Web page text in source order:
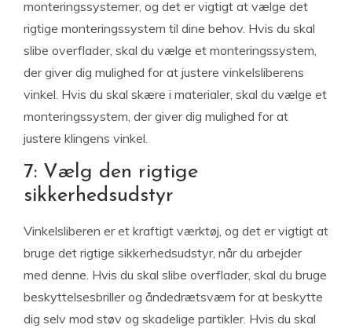
monteringssystemer, og det er vigtigt at vælge det
rigtige monteringssystem til dine behov. Hvis du skal
slibe overflader, skal du vælge et monteringssystem,
der giver dig mulighed for at justere vinkelsliberens
vinkel. Hvis du skal skære i materialer, skal du vælge et
monteringssystem, der giver dig mulighed for at
justere klingens vinkel.
7: Vælg den rigtige
sikkerhedsudstyr
Vinkelsliberen er et kraftigt værktøj, og det er vigtigt at
bruge det rigtige sikkerhedsudstyr, når du arbejder
med denne. Hvis du skal slibe overflader, skal du bruge
beskyttelsesbriller og åndedrætsværn for at beskytte
dig selv mod støv og skadelige partikler. Hvis du skal